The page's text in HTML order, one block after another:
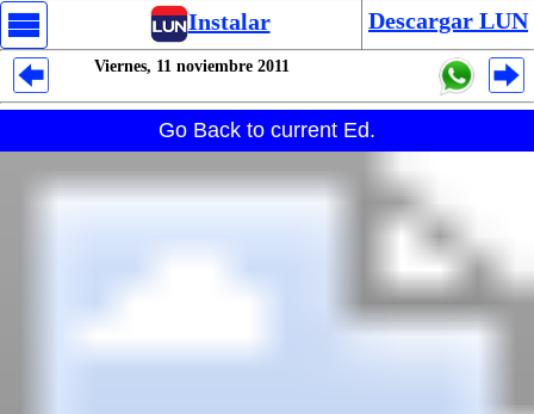
Instalar Descargar LUN
Viernes, 11 noviembre 2011
Go Back to current Ed.
Despliegues Analytics
Despliegues Totales
Despliegues por Rubros